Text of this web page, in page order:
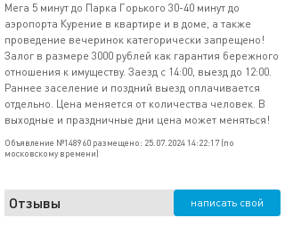
Мега 5 минут до Парка Горького 30-40 минут до
аэропорта Курение в квартире и в доме, а также
проведение вечеринок категорически запрещено!
Залог в размере 3000 рублей как гарантия бережного
отношения к имуществу. Заезд с 14:00, выезд до 12:00.
Раннее заселение и поздний выезд оплачивается
отдельно. Цена меняется от количества человек. В
выходные и праздничные дни цена может меняться!
Объявление №148960 размещено: 25.07.2024 14:22:17 (по
московскому времени)
Отзывы написать свой